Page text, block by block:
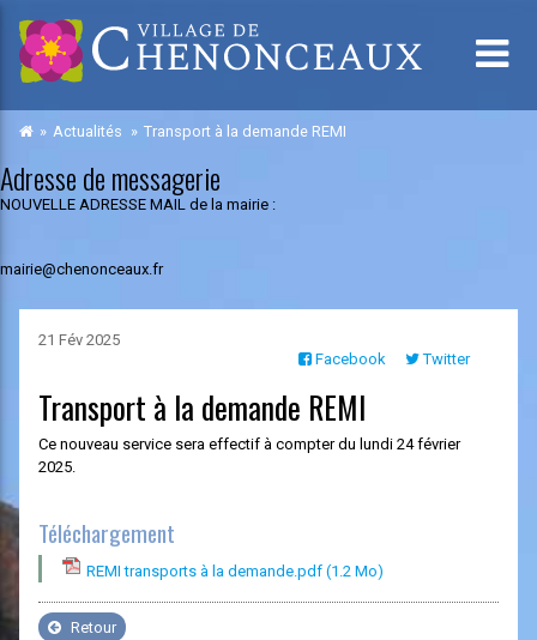
Actualités Transport à la demande REMI
Adresse de messagerie
NOUVELLE ADRESSE MAIL de la mairie :
mairie@chenonceaux.fr
21 Fév 2025
Facebook
Twitter
Transport à la demande REMI
Ce nouveau service sera effectif à compter du lundi 24 février
2025.
Téléchargement
REMI transports à la demande.pdf (1.2 Mo)
Retour